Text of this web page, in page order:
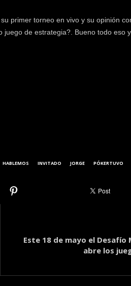
primer torneo en vivo y su opinión
de estrategia?. Bueno todo eso
HABLEMOS INVITADO JORGE PÓKERTUVO
Este 18 de mayo el Desafío
abre los